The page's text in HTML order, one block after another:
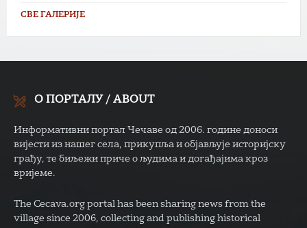
СВЕ ГАЛЕРИЈЕ
О ПОРТАЛУ / ABOUT
Информативни портал Чечаве од 2006. године доноси
вијести из нашег села, прикупља и објављује историјску
грађу, те биљежи приче о људима и догађајима кроз
вријеме.
The Cecava.org portal has been sharing news from the
village since 2006, collecting and publishing historical